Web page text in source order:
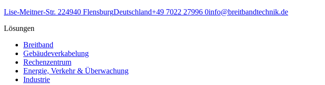
Lise-Meitner-Str. 224940 FlensburgDeutschland+49 7022 27996 0info@breitbandtechnik.de
Lösungen
Breitband
Gebäudeverkabelung
Rechenzentrum
Energie, Verkehr & Überwachung
Industrie